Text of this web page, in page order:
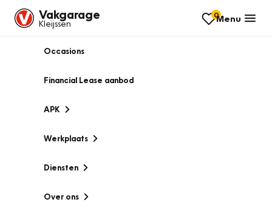
Vakgarage
Kleijssen
0Menu
Occasions
Financial Lease aanbod
APK
Werkplaats
Diensten
Over ons